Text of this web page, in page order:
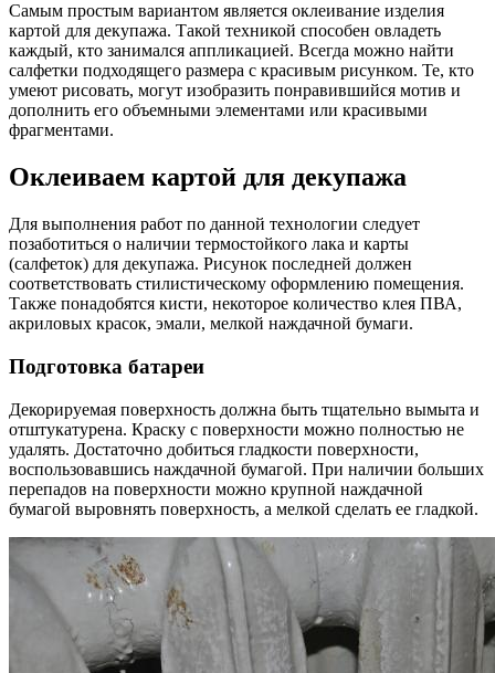
Самым простым вариантом является оклеивание изделия
картой для декупажа. Такой техникой способен овладеть
каждый, кто занимался аппликацией. Всегда можно найти
салфетки подходящего размера с красивым рисунком. Те, кто
умеют рисовать, могут изобразить понравившийся мотив и
дополнить его объемными элементами или красивыми
фрагментами.
Оклеиваем картой для декупажа
Для выполнения работ по данной технологии следует
позаботиться о наличии термостойкого лака и карты
(салфеток) для декупажа. Рисунок последней должен
соответствовать стилистическому оформлению помещения.
Также понадобятся кисти, некоторое количество клея ПВА,
акриловых красок, эмали, мелкой наждачной бумаги.
Подготовка батареи
Декорируемая поверхность должна быть тщательно вымыта и
отштукатурена. Краску с поверхности можно полностью не
удалять. Достаточно добиться гладкости поверхности,
воспользовавшись наждачной бумагой. При наличии больших
перепадов на поверхности можно крупной наждачной
бумагой выровнять поверхность, а мелкой сделать ее гладкой.